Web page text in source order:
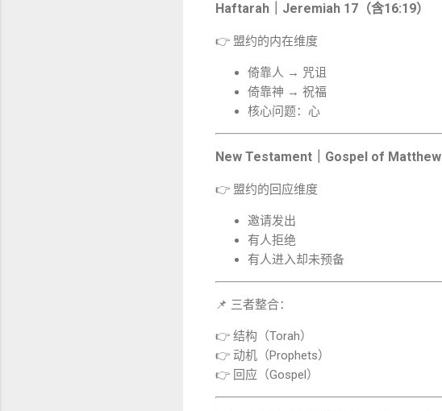
Haftarah｜ Jeremiah 17 （含16:19）
👉 盟约的内在维度
倚靠人 → 咒诅
倚靠神 → 祝福
核心问题：心
New Testament｜ Gospel of Matthew
👉 盟约的回应维度
邀请发出
有人拒绝
有人进入却未预备
📌 三者整合：
👉 结构（Torah）
👉 动机（Prophets）
👉 回应（Gospel）